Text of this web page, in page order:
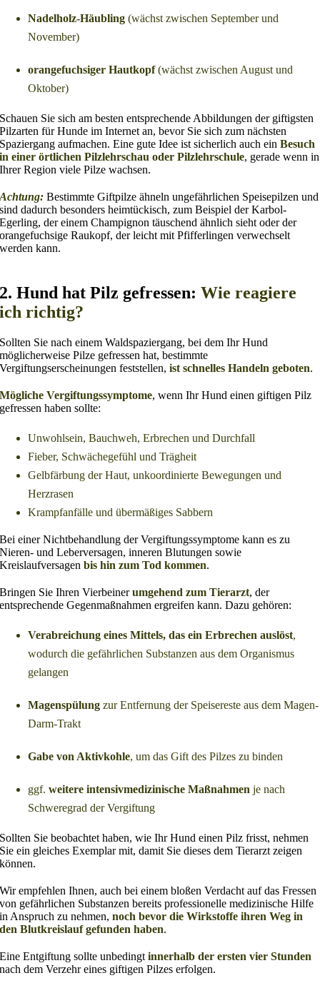
Nadelholz-Häubling (wächst zwischen September und
November)
orangefuchsiger Hautkopf(wächst zwischen August und
Oktober)
Schauen Sie sich am besten entsprechende Abbildungen der giftigsten
Pilzarten für Hunde im Internet an, bevor Sie sich zum nächsten
Spaziergang aufmachen. Eine gute Idee ist sicherlich auch einBesuch
in einer örtlichen Pilzlehrschau oder Pilzlehrschule, gerade wenn in
Ihrer Region viele Pilze wachsen.
Achtung: Bestimmte Giftpilze ähneln ungefährlichen Speisepilzen und
sind dadurch besonders heimtückisch, zum Beispiel der Karbol-
Egerling, der einem Champignon täuschend ähnlich sieht oder der
orangefuchsige Raukopf, der leicht mit Pfifferlingen verwechselt
werden kann.
2. Hund hat Pilz gefressen:Wie reagiere
ich richtig?
Sollten Sie nach einem Waldspaziergang, bei dem Ihr Hund
möglicherweise Pilze gefressen hat, bestimmte
Vergiftungserscheinungen feststellen,ist schnelles Handeln geboten.
Mögliche Vergiftungssymptome, wenn Ihr Hund einen giftigen Pilz
gefressen haben sollte:
Unwohlsein, Bauchweh, Erbrechen und Durchfall
Fieber, Schwächegefühl und Trägheit
Gelbfärbung der Haut, unkoordinierte Bewegungen und
Herzrasen
Krampfanfälle und übermäßiges Sabbern
Bei einer Nichtbehandlung der Vergiftungssymptome kann es zu
Nieren- und Leberversagen, inneren Blutungen sowie
Kreislaufversagenbis hin zum Tod kommen.
Bringen Sie Ihren Vierbeinerumgehend zum Tierarzt, der
entsprechende Gegenmaßnahmen ergreifen kann. Dazu gehören:
Verabreichung eines Mittels, das ein Erbrechen auslöst,
wodurch die gefährlichen Substanzen aus dem Organismus
gelangen
Magenspülung zur Entfernung der Speisereste aus dem Magen-
Darm-Trakt
Gabe von Aktivkohle, um das Gift des Pilzes zu binden
ggf.weitere intensivmedizinische Maßnahmen je nach
Schweregrad der Vergiftung
Sollten Sie beobachtet haben, wie Ihr Hund einen Pilz frisst, nehmen
Sie ein gleiches Exemplar mit, damit Sie dieses dem Tierarzt zeigen
können.
Wir empfehlen Ihnen, auch bei einem bloßen Verdacht auf das Fressen
von gefährlichen Substanzen bereits professionelle medizinische Hilfe
in Anspruch zu nehmen,noch bevor die Wirkstoffe ihren Weg in
den Blutkreislauf gefunden haben.
Eine Entgiftung sollte unbedingtinnerhalb der ersten vier Stunden
nach dem Verzehr eines giftigen Pilzes erfolgen.